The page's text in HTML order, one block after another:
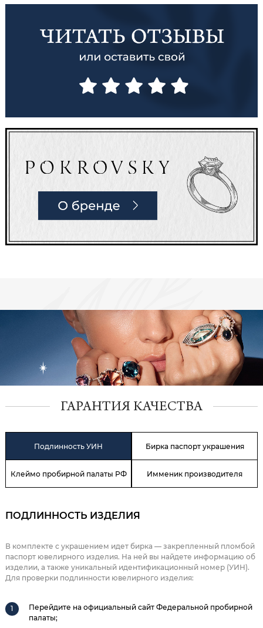
ГАРАНТИЯ КАЧЕСТВА
Подлинность УИН Бирка паспорт украшения
Клеймо пробирной палаты РФ Имменик производителя
ПОДЛИННОСТЬ ИЗДЕЛИЯ
В комплекте с украшением идет бирка — закрепленный пломбой
паспорт ювелирного изделия. На ней вы найдете информацию об
изделии, а также уникальный идентификационный номер (УИН).
Для проверки подлинности ювелирного изделия:
Перейдите на официальный сайт Федеральной пробирной
палаты;